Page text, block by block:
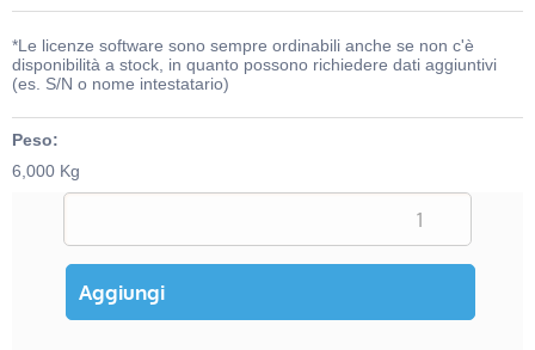
*Le licenze software sono sempre ordinabili anche se non c'è
disponibilità a stock, in quanto possono richiedere dati aggiuntivi
(es. S/N o nome intestatario)
Peso:
6,000 Kg